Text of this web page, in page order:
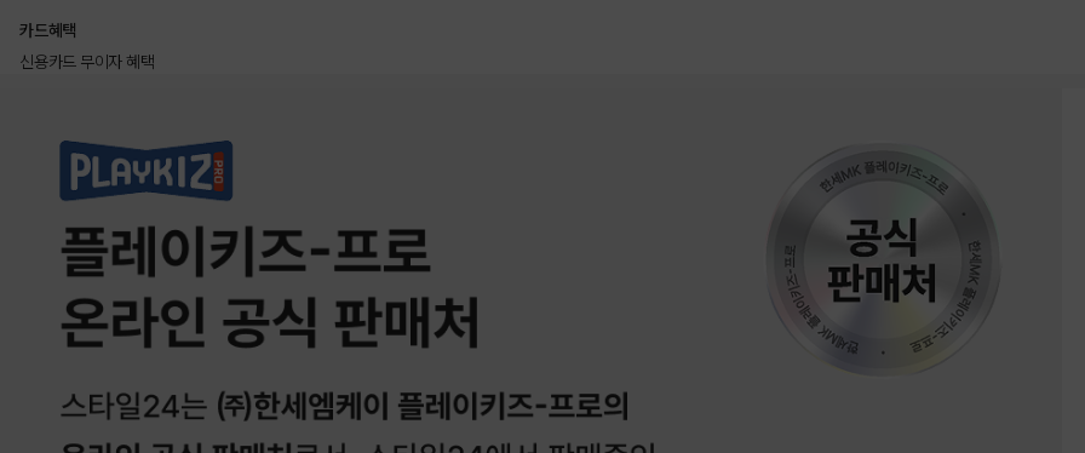
카드혜택
신용카드 무이자 혜택